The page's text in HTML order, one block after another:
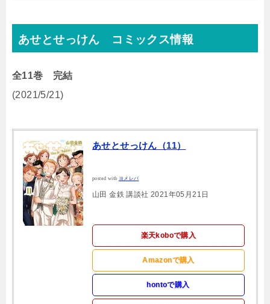
あせとせっけん コミックス情報
全11巻 完結
(2021/5/21)
あせとせっけん（11）
posted with ヨメレバ
山田 金鉄 講談社 2021年05月21日
楽天koboで購入
Amazonで購入
hontoで購入